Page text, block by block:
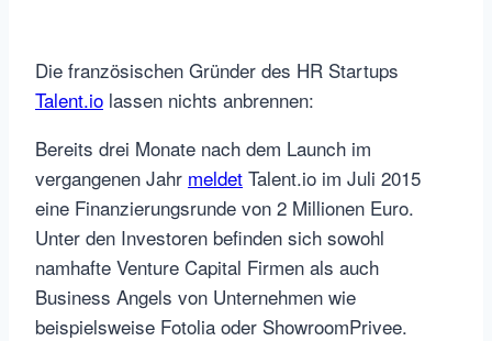
Die französischen Gründer des HR Startups
Talent.io lassen nichts anbrennen:
Bereits drei Monate nach dem Launch im
vergangenen Jahr meldet Talent.io im Juli 2015
eine Finanzierungsrunde von 2 Millionen Euro.
Unter den Investoren befinden sich sowohl
namhafte Venture Capital Firmen als auch
Business Angels von Unternehmen wie
beispielsweise Fotolia oder ShowroomPrivee.